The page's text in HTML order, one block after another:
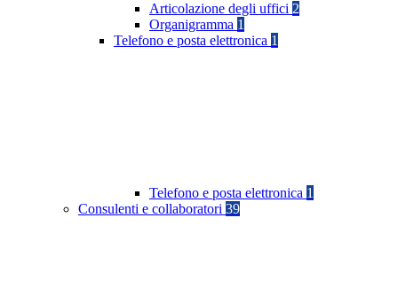
Articolazione degli uffici 2
Organigramma 1
Telefono e posta elettronica 1
Telefono e posta elettronica 1
Consulenti e collaboratori 39